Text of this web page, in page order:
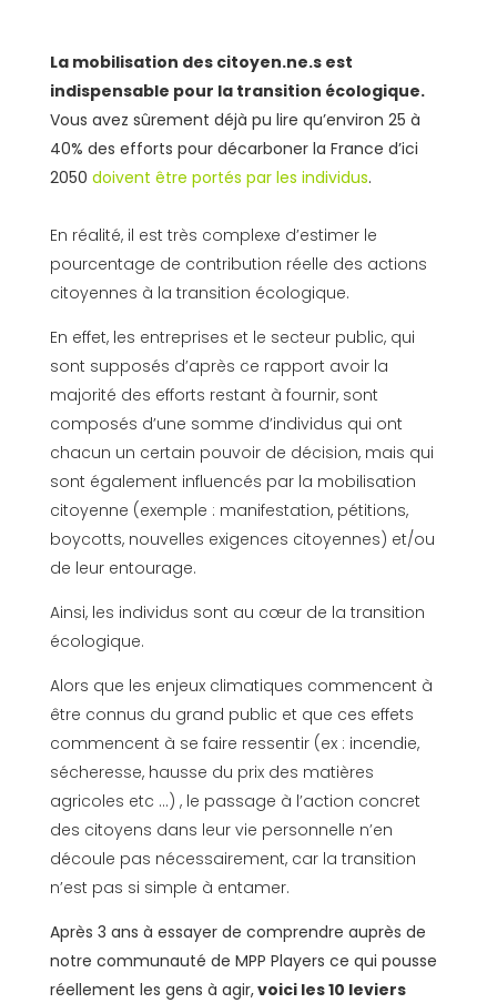
La mobilisation des citoyen.ne.s est
indispensable pour la transition écologique.
Vous avez sûrement déjà pu lire qu’environ 25 à
40% des efforts pour décarboner la France d’ici
2050 doivent être portés par les individus.
En réalité, il est très complexe d’estimer le
pourcentage de contribution réelle des actions
citoyennes à la transition écologique.
En effet, les entreprises et le secteur public, qui
sont supposés d’après ce rapport avoir la
majorité des efforts restant à fournir, sont
composés d’une somme d’individus qui ont
chacun un certain pouvoir de décision, mais qui
sont également influencés par la mobilisation
citoyenne (exemple : manifestation, pétitions,
boycotts, nouvelles exigences citoyennes) et/ou
de leur entourage.
Ainsi, les individus sont au cœur de la transition
écologique.
Alors que les enjeux climatiques commencent à
être connus du grand public et que ces effets
commencent à se faire ressentir (ex : incendie,
sécheresse, hausse du prix des matières
agricoles etc …) , le passage à l’action concret
des citoyens dans leur vie personnelle n’en
découle pas nécessairement, car la transition
n’est pas si simple à entamer.
Après 3 ans à essayer de comprendre auprès de
notre communauté de MPP Players ce qui pousse
réellement les gens à agir,voici les 10 leviers